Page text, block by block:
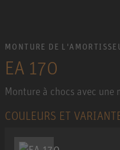
MONTURE DE
EA 170
Monture à chocs avec
COULEURS ET